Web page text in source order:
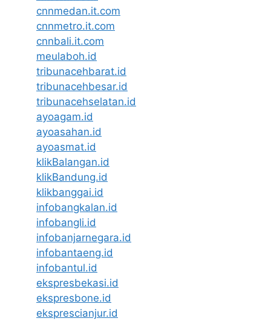
cnnmedan.it.com
cnnmetro.it.com
cnnbali.it.com
meulaboh.id
tribunacehbarat.id
tribunacehbesar.id
tribunacehselatan.id
ayoagam.id
ayoasahan.id
ayoasmat.id
klikBalangan.id
klikBandung.id
klikbanggai.id
infobangkalan.id
infobangli.id
infobanjarnegara.id
infobantaeng.id
infobantul.id
ekspresbekasi.id
ekspresbone.id
eksprescianjur.id